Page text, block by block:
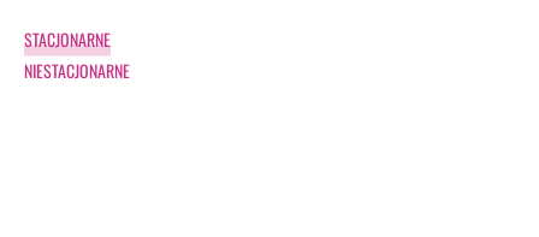
STACJONARNE
NIESTACJONARNE